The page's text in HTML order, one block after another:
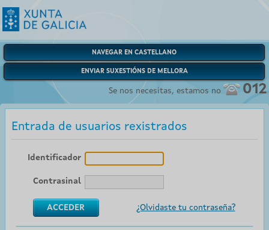
NAVEGAR EN CASTELLANO
ENVIAR SUXESTIÓNS DE MELLORA
Se nos necesitas, estamos no 012
Entrada de usuarios rexistrados
Identificador
Contrasinal
¿Olvidaste tu contraseña?